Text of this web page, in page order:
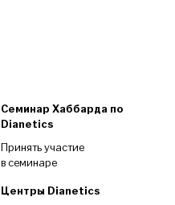
Семинар Хаббарда по
Dianetics
Принять участие
в семинаре
Центры Dianetics